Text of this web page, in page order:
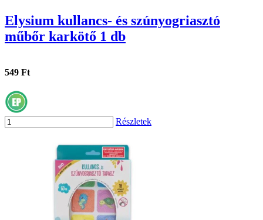
Elysium kullancs- és szúnyogriasztó
műbőr karkötő 1 db
549 Ft
Részletek